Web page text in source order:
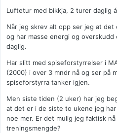
Luftetur med bikkja, 2 turer daglig
Når jeg skrev alt opp ser jeg at
og har masse energi og
daglig.
Har slitt med spiseforstyrrelser i
(2000) i over 3 mndr nå og ser på
spiseforstyrra tanker igjen.
Men siste tiden (2 uker) har jeg
at det er i de siste to ukene jeg
noe mer. Er det mulig jeg faktisk
treningsmengde?